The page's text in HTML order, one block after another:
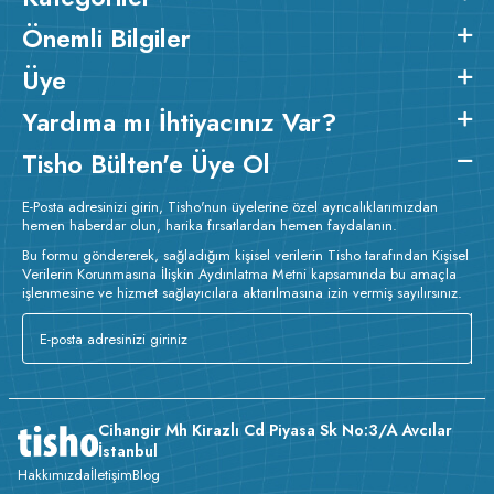
Detayları :
insan sağlığına zarar vermez.
C sıcaklıkta ve tersten yıkanır.
yapılmaz.Kurutma makinesinde kurutulmaz.Orta ısıda ve
tersten ütülenir.
Önemli Bilgiler
Üye
Yardıma mı İhtiyacınız Var?
Tisho Bülten'e Üye Ol
E-Posta adresinizi girin, Tisho'nun üyelerine özel ayrıcalıklarımızdan
hemen haberdar olun, harika fırsatlardan hemen faydalanın.
Bu formu göndererek, sağladığım kişisel verilerin Tisho tarafından Kişisel
Verilerin Korunmasına İlişkin Aydınlatma Metni kapsamında bu amaçla
işlenmesine ve hizmet sağlayıcılara aktarılmasına izin vermiş sayılırsınız.
Cihangir Mh Kirazlı Cd Piyasa Sk No:3/A Avcılar
İstanbul
HakkımızdaİletişimBlog